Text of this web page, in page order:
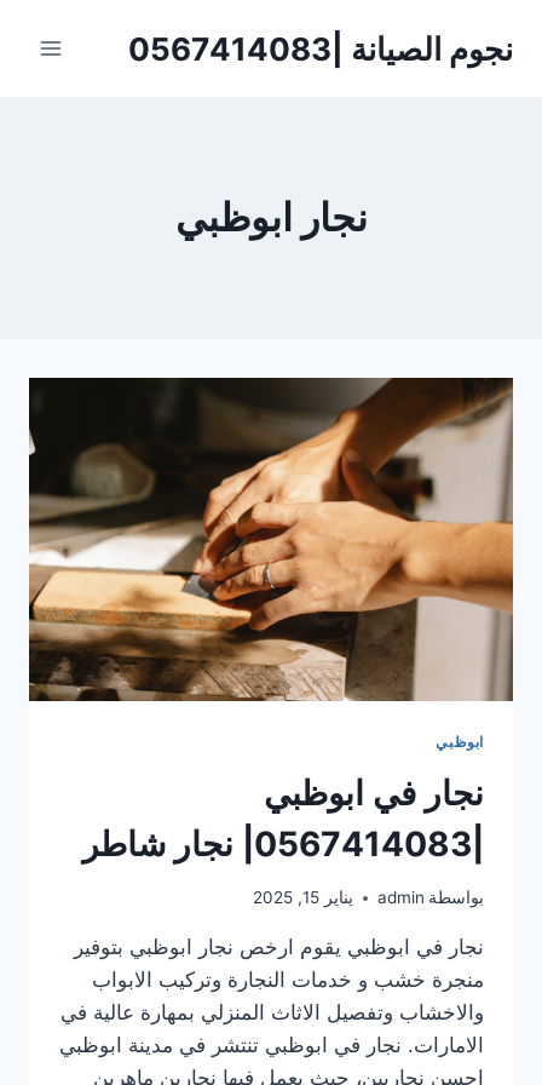
نجوم الصيانة |0567414083
نجار ابوظبي
ابوظبي
نجار في ابوظبي
بواسطة admin يناير 15, 2025
نجار في ابوظبي يقوم ارخص نجار ابوظبي بتوفير
منجرة خشب و خدمات النجارة وتركيب الابواب
والاخشاب وتفصيل الاثاث المنزلي بمهارة عالية في
الامارات. نجار في ابوظبي تنتشر في مدينة ابوظبي
احسن نجاريين، حيث يعمل فيها نجارين ماهرين